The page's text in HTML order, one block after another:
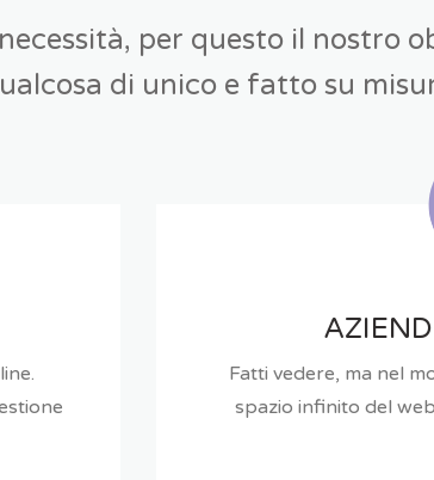
per questo il nostro
di unico e fatto su
Fatti vedere, ma nel
spazio infinito del